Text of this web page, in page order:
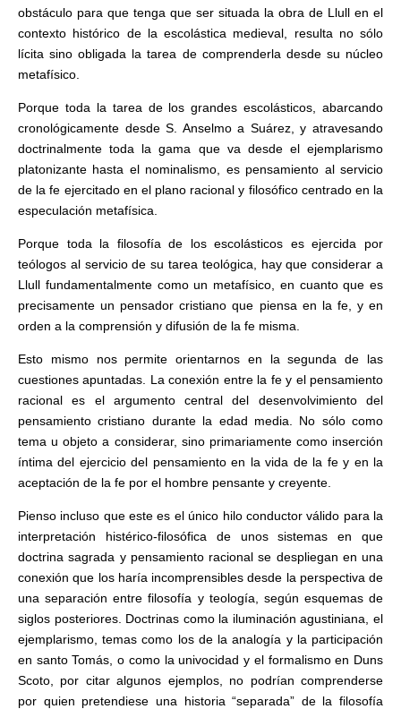
obstáculo para que tenga que ser situada la obra de Llull en el
contexto histórico de la escolástica medieval, resulta no sólo
lícita sino obligada la tarea de comprenderla desde su núcleo
metafísico.
Porque toda la tarea de los grandes escolásticos, abarcando
cronológicamente desde S. Anselmo a Suárez, y atravesando
doctrinalmente toda la gama que va desde el ejemplarismo
platonizante hasta el nominalismo, es pensamiento al servicio
de la fe ejercitado en el plano racional y filosófico centrado en la
especulación metafísica.
Porque toda la filosofía de los escolásticos es ejercida por
teólogos al servicio de su tarea teológica, hay que considerar a
Llull fundamentalmente como un metafísico, en cuanto que es
precisamente un pensador cristiano que piensa en la fe, y en
orden a la comprensión y difusión de la fe misma.
Esto mismo nos permite orientarnos en la segunda de las
cuestiones apuntadas. La conexión entre la fe y el pensamiento
racional es el argumento central del desenvolvimiento del
pensamiento cristiano durante la edad media. No sólo como
tema u objeto a considerar, sino primariamente como inserción
íntima del ejercicio del pensamiento en la vida de la fe y en la
aceptación de la fe por el hombre pensante y creyente.
Pienso incluso que este es el único hilo conductor válido para la
interpretación histérico-filosófica de unos sistemas en que
doctrina sagrada y pensamiento racional se despliegan en una
conexión que los haría incomprensibles desde la perspectiva de
una separación entre filosofía y teología, según esquemas de
siglos posteriores. Doctrinas como la iluminación agustiniana, el
ejemplarismo, temas como los de la analogía y la participación
en santo Tomás, o como la univocidad y el formalismo en Duns
Scoto, por citar algunos ejemplos, no podrían comprenderse
por quien pretendiese una historia “separada” de la filosofía